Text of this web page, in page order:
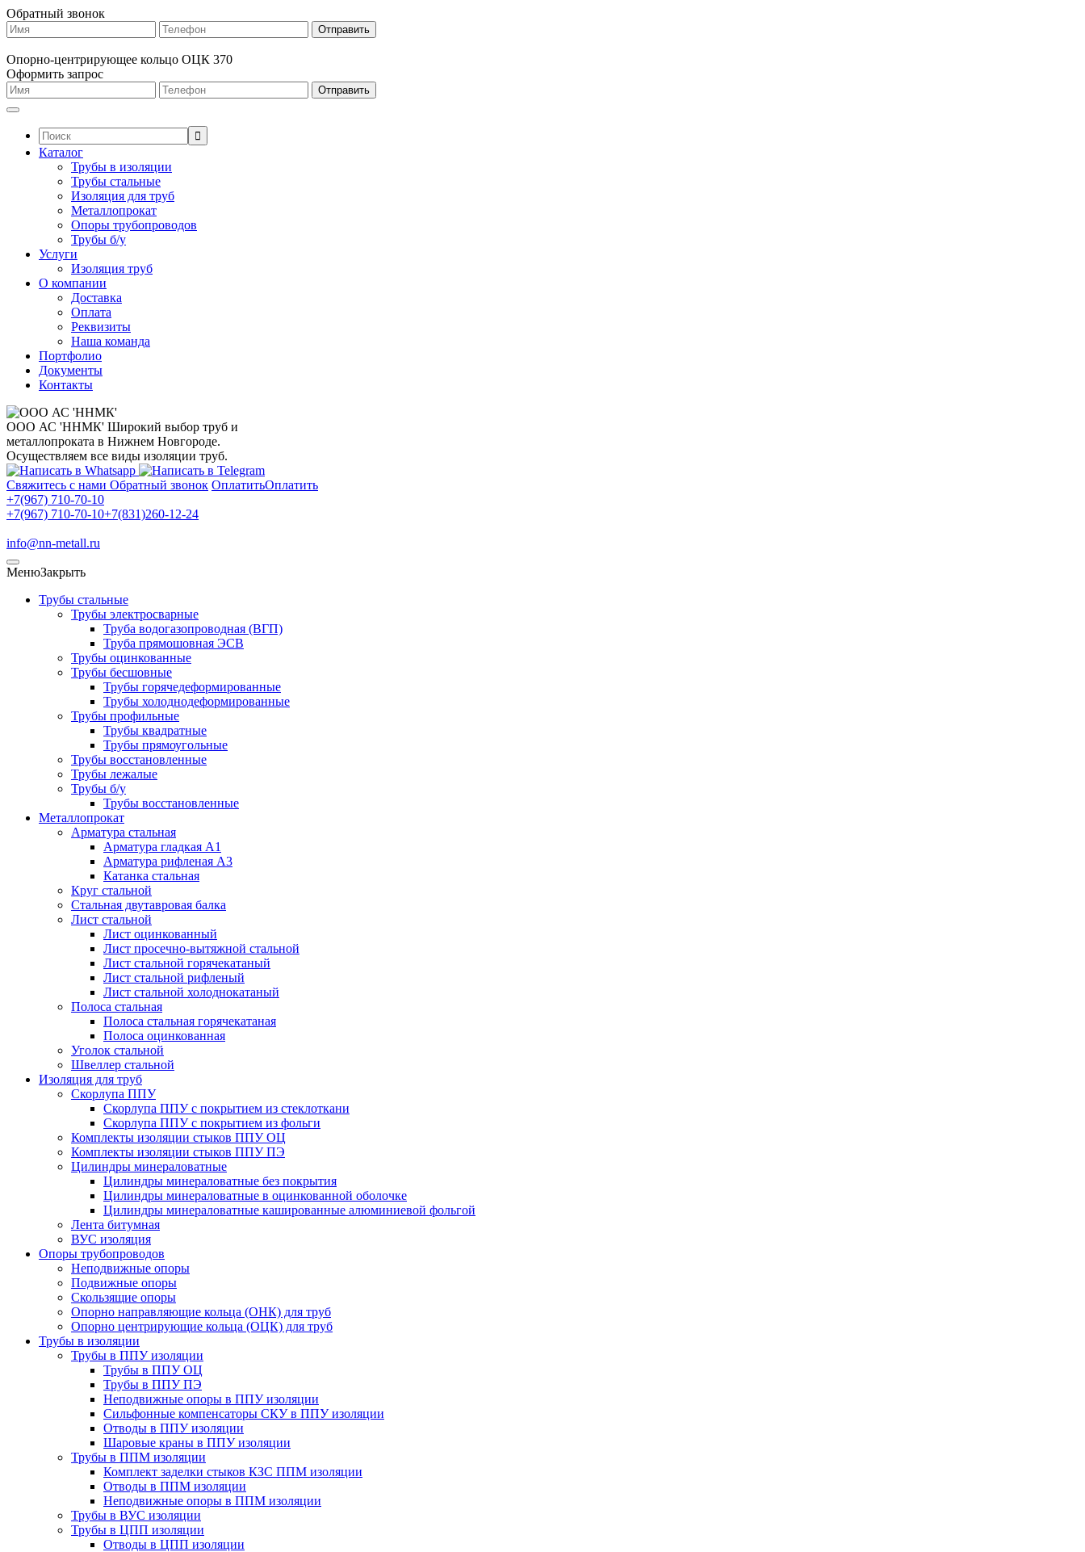
Обратный звонок
Опорно-центрирующее кольцо ОЦК 370
Оформить запрос
Поиск:
Каталог
Трубы в изоляции
Трубы стальные
Изоляция для труб
Металлопрокат
Опоры трубопроводов
Трубы б/у
Услуги
Изоляция труб
О компании
Доставка
Оплата
Реквизиты
Наша команда
Портфолио
Документы
Контакты
ООО АС 'ННМК' Широкий выбор труб и
металлопроката в Нижнем Новгороде.
Осуществляем все виды изоляции труб.
Свяжитесь с нами Обратный звонок ОплатитьОплатить
+7(967) 710-70-10
+7(967) 710-70-10+7(831)260-12-24
info@nn-metall.ru
МенюЗакрыть
Трубы стальные
Трубы электросварные
Труба водогазопроводная (ВГП)
Труба прямошовная ЭСВ
Трубы оцинкованные
Трубы бесшовные
Трубы горячедеформированные
Трубы холоднодеформированные
Трубы профильные
Трубы квадратные
Трубы прямоугольные
Трубы восстановленные
Трубы лежалые
Трубы б/у
Трубы восстановленные
Металлопрокат
Арматура стальная
Арматура гладкая А1
Арматура рифленая А3
Катанка стальная
Круг стальной
Стальная двутавровая балка
Лист стальной
Лист оцинкованный
Лист просечно-вытяжной стальной
Лист стальной горячекатаный
Лист стальной рифленый
Лист стальной холоднокатаный
Полоса стальная
Полоса стальная горячекатаная
Полоса оцинкованная
Уголок стальной
Швеллер стальной
Изоляция для труб
Скорлупа ППУ
Скорлупа ППУ с покрытием из стеклоткани
Скорлупа ППУ с покрытием из фольги
Комплекты изоляции стыков ППУ ОЦ
Комплекты изоляции стыков ППУ ПЭ
Цилиндры минераловатные
Цилиндры минераловатные без покрытия
Цилиндры минераловатные в оцинкованной оболочке
Цилиндры минераловатные кашированные алюминиевой фольгой
Лента битумная
ВУС изоляция
Опоры трубопроводов
Неподвижные опоры
Подвижные опоры
Скользящие опоры
Опорно направляющие кольца (ОНК) для труб
Опорно центрирующие кольца (ОЦК) для труб
Трубы в изоляции
Трубы в ППУ изоляции
Трубы в ППУ ОЦ
Трубы в ППУ ПЭ
Неподвижные опоры в ППУ изоляции
Сильфонные компенсаторы СКУ в ППУ изоляции
Отводы в ППУ изоляции
Шаровые краны в ППУ изоляции
Трубы в ППМ изоляции
Комплект заделки стыков КЗС ППМ изоляции
Отводы в ППМ изоляции
Неподвижные опоры в ППМ изоляции
Трубы в ВУС изоляции
Трубы в ЦПП изоляции
Отводы в ЦПП изоляции